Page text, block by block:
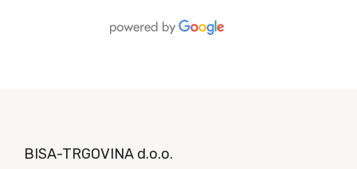
BISA-TRGOVINA d.o.o.